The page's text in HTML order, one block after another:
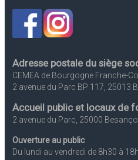
Adresse postale du siège
CEMEA de Bourgogne Franche-
2 avenue du Parc BP 117, 25013
Accueil public et locaux de
2 avenue du Parc, 25000
Ouverture au public
Du lundi au vendredi de 8h30 à 18h